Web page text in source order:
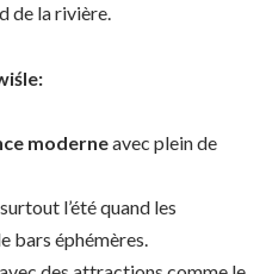
de la rivière.
moderneavec plein de
l’été quand les
bars éphémères.